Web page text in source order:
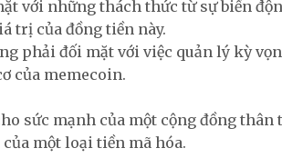
với những thách thức từ sự biến
trị của đồng tiền này.
phải đối mặt với việc quản lý kỳ
của memecoin.
sức mạnh của một cộng đồng thân
một loại tiền mã hóa.